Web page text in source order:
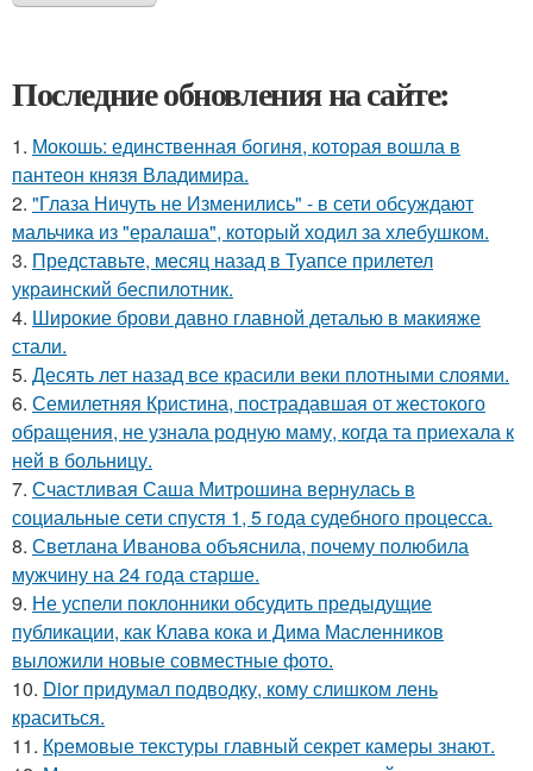
Последние обновления на сайте:
1. Мокошь: единственная богиня, которая вошла в
пантеон князя Владимира.
2. "Глаза Ничуть не Изменились" - в сети обсуждают
мальчика из "ералаша", который ходил за хлебушком.
3. Представьте, месяц назад в Туапсе прилетел
украинский беспилотник.
4. Широкие брови давно главной деталью в макияже
стали.
5. Десять лет назад все красили веки плотными слоями.
6. Семилетняя Кристина, пострадавшая от жестокого
обращения, не узнала родную маму, когда та приехала к
ней в больницу.
7. Счастливая Саша Митрошина вернулась в
социальные сети спустя 1, 5 года судебного процесса.
8. Светлана Иванова объяснила, почему полюбила
мужчину на 24 года старше.
9. Не успели поклонники обсудить предыдущие
публикации, как Клава кока и Дима Масленников
выложили новые совместные фото.
10. Dior придумал подводку, кому слишком лень
краситься.
11. Кремовые текстуры главный секрет камеры знают.